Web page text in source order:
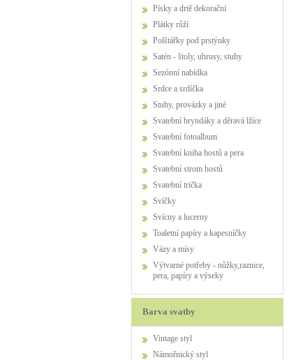
Písky a drtě dekorační
Plátky růží
Polštářky pod prstýnky
Satén - štoly, ubrusy, stuhy
Sezónní nabídka
Srdce a srdíčka
Stuhy, provázky a jiné
Svatební bryndáky a děravá lžíce
Svatební fotoalbum
Svatební kniha hostů a pera
Svatební strom hostů
Svatební trička
Svíčky
Svícny a lucerny
Toaletní papíry a kapesníčky
Vázy a mísy
Výtvarné potřeby - nůžky,raznice,
pera, papíry a výseky
Barva svatby
Vintage styl
Námořnický styl